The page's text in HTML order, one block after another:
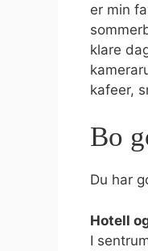
er min
klare
kafeer,
Bo
Du har
Hotell
I